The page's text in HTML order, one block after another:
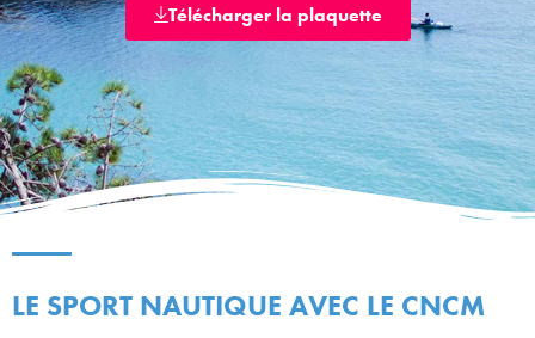
Télécharger la plaquette
LE SPORT NAUTIQUE AVEC LE CNCM